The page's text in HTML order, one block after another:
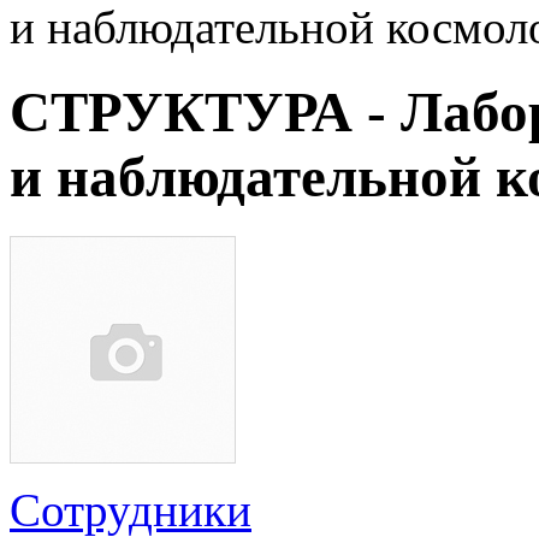
и наблюдательной
СТРУКТУРА -
и наблюдательной
Сотрудники